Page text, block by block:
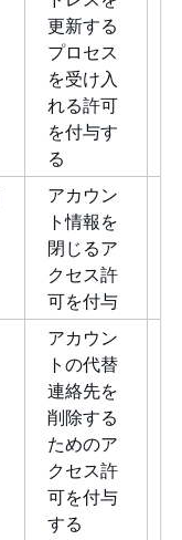
更新する
プロセス
を受け入
れる許可
を付与す
る
アカウン
ト情報を
閉じるア
クセス許
可を付与
アカウン
トの代替
連絡先を
削除する
ためのア
クセス許
可を付与
する